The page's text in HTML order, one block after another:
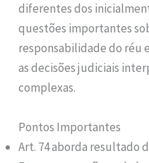
diferentes dos
questões importantes
responsabilidade do réu
as decisões judiciais
complexas.
Pontos Importantes
Art. 74 aborda resultado